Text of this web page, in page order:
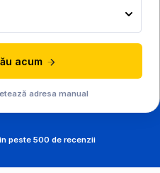
acum
adresa manual
peste 500 de recenzii